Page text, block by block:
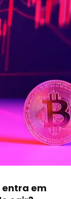
entra em